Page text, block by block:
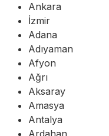
Ankara
İzmir
Adana
Adıyaman
Afyon
Ağrı
Aksaray
Amasya
Antalya
Ardahan